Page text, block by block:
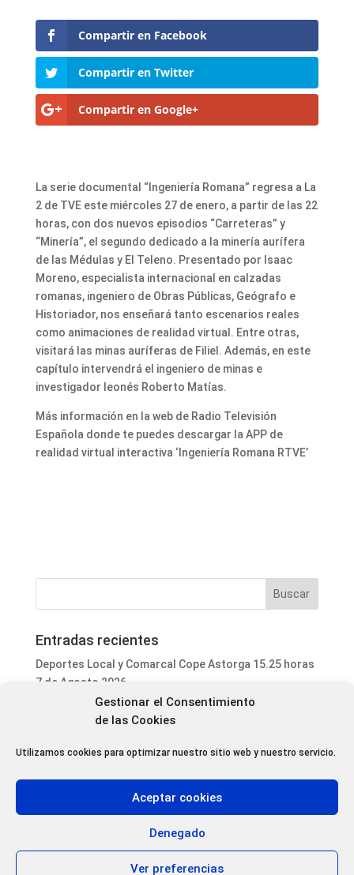
Gestionar el Consentimiento
de las Cookies
Utilizamos cookies para optimizar nuestro sitio web y nuestro servicio.
Aceptar cookies
Denegado
Ver preferencias
Compartir en Facebook
Compartir en Twitter
Compartir en Google+
La serie documental “Ingeniería Romana” regresa a La
2 de TVE este miércoles 27 de enero, a partir de las 22
horas, con dos nuevos episodios “Carreteras” y
“Minería”, el segundo dedicado a la minería aurífera
de las Médulas y El Teleno. Presentado por Isaac
Moreno, especialista internacional en calzadas
romanas, ingeniero de Obras Públicas, Geógrafo e
Historiador, nos enseñará tanto escenarios reales
como animaciones de realidad virtual. Entre otras,
visitará las minas auríferas de Filiel. Además, en este
capítulo intervendrá el ingeniero de minas e
investigador leonés Roberto Matías.
Más información en la web de Radio Televisión
Española donde te puedes descargar la APP de
realidad virtual interactiva ‘Ingeniería Romana RTVE’
Entradas recientes
Deportes Local y Comarcal Cope Astorga 15.25 horas
7 de Agosto 2026
Informativo Mediodía Cope Astorga 14.20 horas 7 de
Agosto 2026
San Justo de la Vega acoge este fin de semana un
Programa Local Cope Astorga 7 de Agosto 2026
Abiertas las inscripciones para el XXVII Torneo de
Ajedrez de las Fiestas de Santa Marta